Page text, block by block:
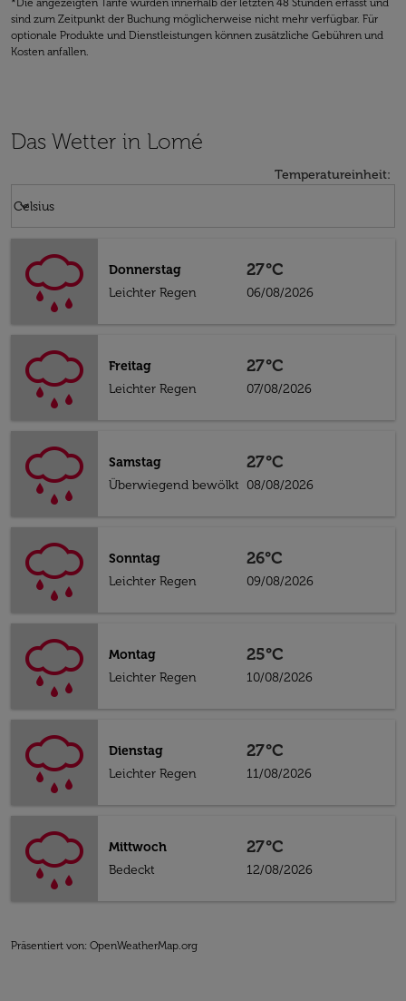
*Die angezeigten Tarife wurden innerhalb der letzten 48 Stunden erfasst und
sind zum Zeitpunkt der Buchung möglicherweise nicht mehr verfügbar. Für
optionale Produkte und Dienstleistungen können zusätzliche Gebühren und
Kosten anfallen.
Das Wetter in Lomé
Temperatureinheit:
Celsius
keyboard_arrow_down
Donnerstag
Leichter Regen
27°C
06/08/2026
Freitag
Leichter Regen
27°C
07/08/2026
Samstag
Überwiegend bewölkt
27°C
08/08/2026
Sonntag
Leichter Regen
26°C
09/08/2026
Montag
Leichter Regen
25°C
10/08/2026
Dienstag
Leichter Regen
27°C
11/08/2026
Mittwoch
Bedeckt
27°C
12/08/2026
Präsentiert von: OpenWeatherMap.org